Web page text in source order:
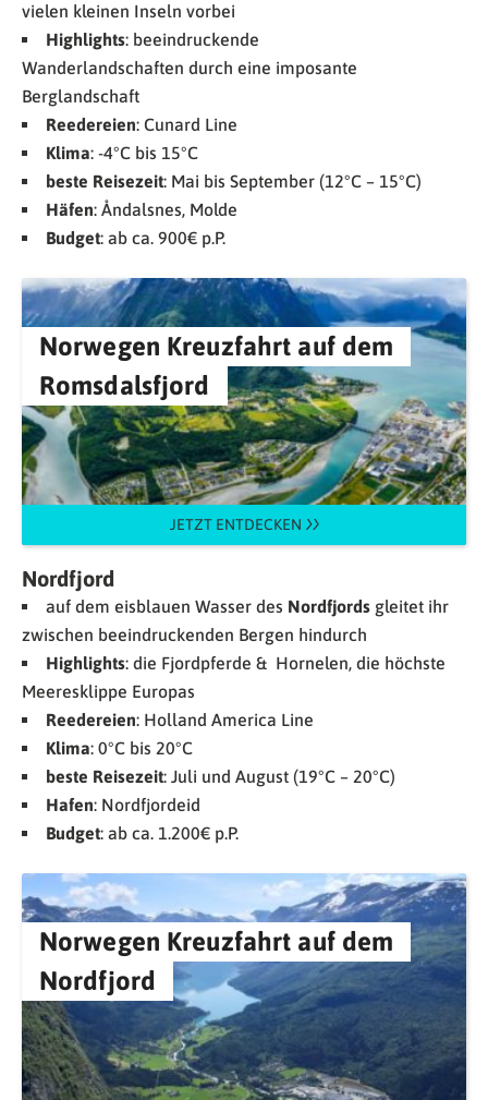
vielen kleinen Inseln vorbei
Highlights: beeindruckende
Wanderlandschaften durch eine imposante
Berglandschaft
Reedereien: Cunard Line
Klima: -4°C bis 15°C
beste Reisezeit: Mai bis September (12°C – 15°C)
Häfen: Åndalsnes, Molde
Budget: ab ca. 900€ p.P.
Norwegen Kreuzfahrt auf dem
Romsdalsfjord
JETZT ENTDECKEN
Nordfjord
auf dem eisblauen Wasser des Nordfjords gleitet ihr
zwischen beeindruckenden Bergen hindurch
Highlights: die Fjordpferde & Hornelen, die höchste
Meeresklippe Europas
Reedereien: Holland America Line
Klima: 0°C bis 20°C
beste Reisezeit: Juli und August (19°C – 20°C)
Hafen: Nordfjordeid
Budget: ab ca. 1.200€ p.P.
Norwegen Kreuzfahrt auf dem
Nordfjord